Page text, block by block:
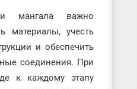
мангала важно
материалы, учесть
и обеспечить
соединения. При
к каждому этапу